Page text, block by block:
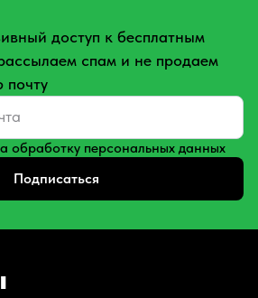
доступ к бесплатным
спам и не продаем
почту
обработку персональных данных
Подписаться